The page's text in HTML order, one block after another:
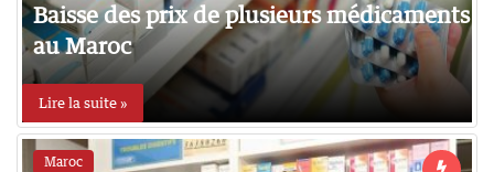
Baisse des prix de plusieurs médicaments
au Maroc
Lire la suite »
Maroc